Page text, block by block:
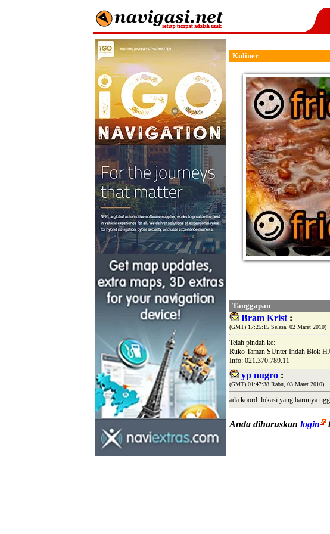
Kuliner
Tanggapan
Bram Krist :
(GMT) 17:25:15 Selasa, 02 Maret 2010)
Telah pindah ke:
Ruko Taman SUnter Indah Blok
Info: 021.370.789.11
yp nugro :
(GMT) 01:47:38 Rabu, 03 Maret 2010)
ada koord. lokasi yang barunya
Anda diharuskan login